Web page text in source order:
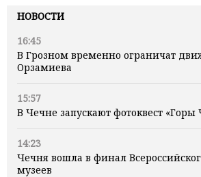
НОВОСТИ
16:45
В Грозном временно ограничат
Орзамиева
15:57
В Чечне запускают фотоквест «Горы
14:23
Чечня вошла в финал
музеев